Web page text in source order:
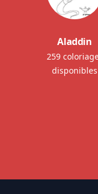
Aladdin
259
disponibles